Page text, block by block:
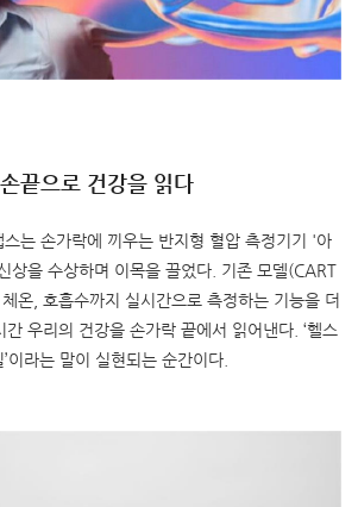
끝으로 건강을 읽다
는 손가락에 끼우는 반지형 혈압 측정기기 '아
상을 수상하며 이목을 끌었다. 기존 모델(CART
온, 호흡수까지 실시간으로 측정하는 기능을 더
우리의 건강을 손가락 끝에서 읽어낸다. ‘헬스
이라는 말이 실현되는 순간이다.